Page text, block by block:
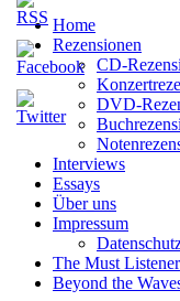
Home
Rezensionen
CD-
DVD-
Interviews
Essays
Über uns
Impressum
The Must Listener
Beyond the